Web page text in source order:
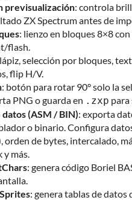
previsualización: controla
ZX Spectrum antes de
: lienzo en bloques 8×8
flash.
selección por bloques,
flip H/V.
: botón para rotar 90° solo la
PNG o guarda en .zxp para
(ASM / BIN): exporta
o binario. Configura
de bytes, intercalado,
más.
: genera código Boriel
: genera tablas de